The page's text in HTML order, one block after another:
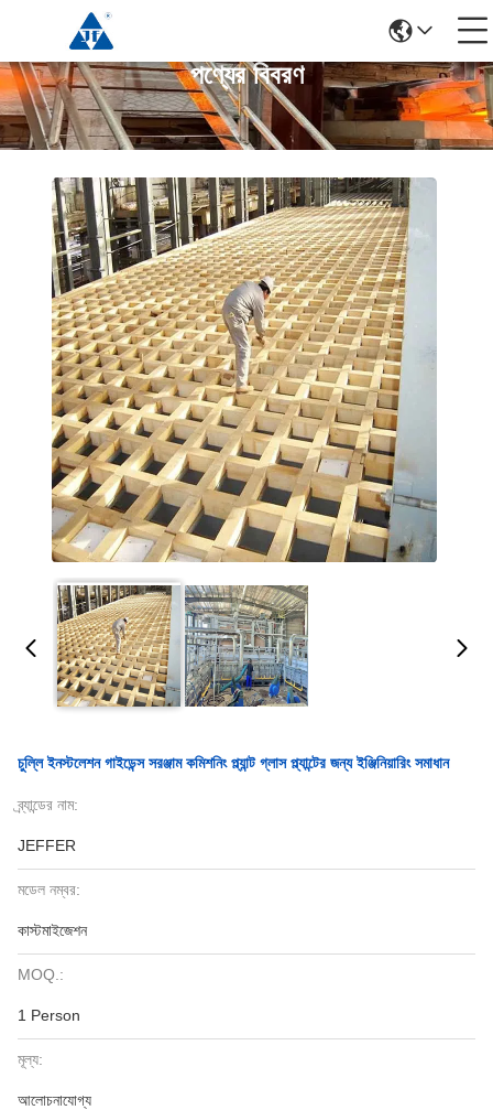
পণ্যের বিবরণ
চুল্লি ইনস্টলেশন গাইডেন্স সরঞ্জাম কমিশনিং প্ল্যান্ট গ্লাস প্ল্যান্টের জন্য ইঞ্জিনিয়ারিং সমাধান
ব্র্যান্ডের নাম:
JEFFER
মডেল নম্বর:
কাস্টমাইজেশন
MOQ.:
1 Person
মূল্য:
আলোচনাযোগ্য